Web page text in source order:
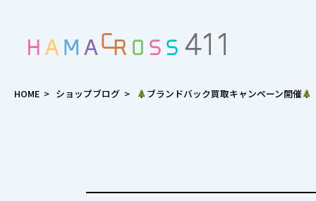
HOME > ショップブログ > ブランドバック買取キャンペーン開催